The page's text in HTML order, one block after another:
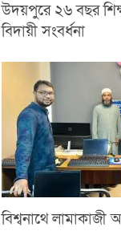
উদয়পুরে ২৬ বছর
বিদায়ী সংবর্ধনা
বিশ্বনাথে